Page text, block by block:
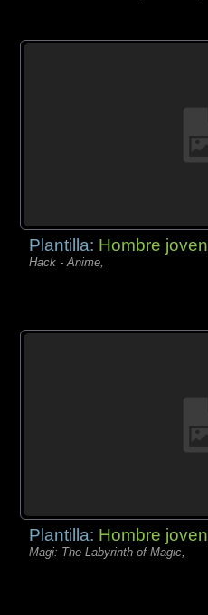
Plantilla: Hombre joven
Hack - Anime,
Plantilla: Hombre joven
Magi: The Labyrinth of Magic,